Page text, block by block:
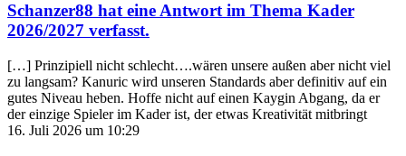
Schanzer88 hat eine Antwort im Thema Kader
2026/2027 verfasst.
[…] Prinzipiell nicht schlecht….wären unsere außen aber nicht viel
zu langsam? Kanuric wird unseren Standards aber definitiv auf ein
gutes Niveau heben. Hoffe nicht auf einen Kaygin Abgang, da er
der einzige Spieler im Kader ist, der etwas Kreativität mitbringt
16. Juli 2026 um 10:29